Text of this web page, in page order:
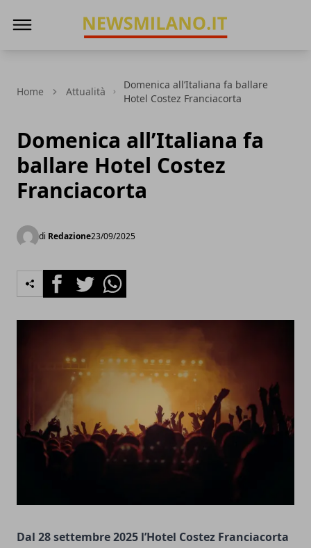
Home Attualità
Domenica all’Italiana fa ballare
Hotel Costez Franciacorta
Domenica all’Italiana fa
ballare Hotel Costez
Franciacorta
di Redazione23/09/2025
FacebookTwitterWhatsapp
Dal 28 settembre 2025 l’Hotel Costez Franciacorta